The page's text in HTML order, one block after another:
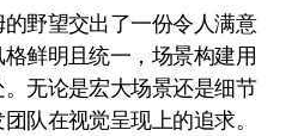
野望交出了一份令人满意
鲜明且统一，场景构建用
无论是宏大场景还是细节
队在视觉呈现上的追求。